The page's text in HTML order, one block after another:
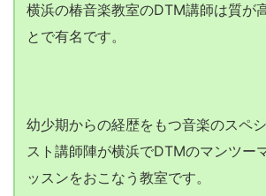
横浜の椿音楽教室のDTM講師は質が
とで有名です。
幼少期からの経歴をもつ音楽のスペ
スト講師陣が横浜でDTMのマンツー
ッスンをおこなう教室です。